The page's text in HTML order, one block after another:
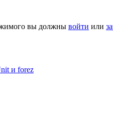
вы должны войти или
и forez